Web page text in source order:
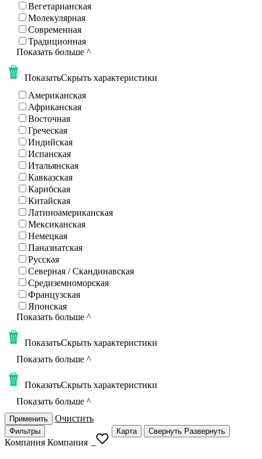
Вегетарианская
Молекулярная
Современная
Традиционная
Показать больше ^
ПоказатьСкрыть характеристики
Американская
Африканская
Восточная
Греческая
Индийская
Испанская
Итальянская
Кавказская
Карибская
Китайская
Латиноамериканская
Мексиканская
Немецкая
Паназиатская
Русская
Северная / Скандинавская
Средиземноморская
Французская
Японская
Показать больше ^
ПоказатьСкрыть характеристики
Показать больше ^
ПоказатьСкрыть характеристики
Показать больше ^
Применить Очистить
Фильтры Карта Свернуть Развернуть
Компания Компания